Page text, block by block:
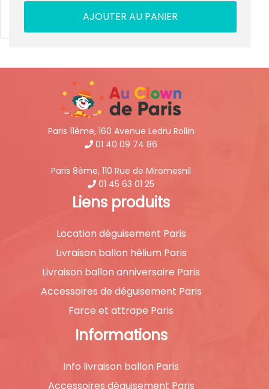
AJOUTER AU PANIER
Paris 11ème, 160 Avenue Ledru Rollin
01 40 09 74 86
Paris 8ème, 110 Rue de Miromesnil
01 45 63 01 25
Liens produits
Location déguisement Paris
Livraison ballon hélium Paris
Livraison ballon anniversaire Paris
Accessoires de déguisement Paris
Farce et attrape Paris
Informations
Info livraison ballon Paris
Accessoires déguisement Paris